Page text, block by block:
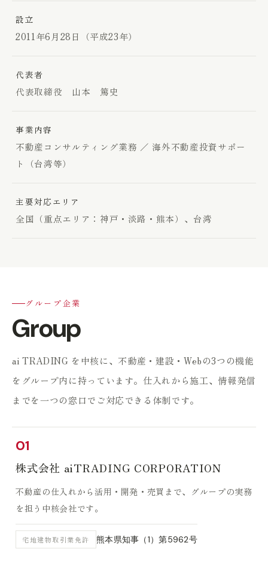
設立
2011年6月28日（平成23年）
代表者
代表取締役 山本 篤史
事業内容
不動産コンサルティング業務 ／ 海外不動産投資サポー
ト（台湾等）
主要対応エリア
全国（重点エリア：神戸・淡路・熊本）、台湾
グループ企業
Group
ai TRADING を中核に、不動産・建設・Webの3つの機能
をグループ内に持っています。仕入れから施工、情報発信
までを一つの窓口でご対応できる体制です。
01
株式会社 aiTRADING CORPORATION
不動産の仕入れから活用・開発・売買まで、グループの実務
を担う中核会社です。
宅地建物取引業免許 熊本県知事（1）第5962号